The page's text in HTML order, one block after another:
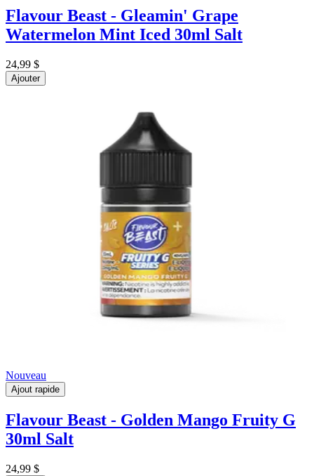
Flavour Beast - Gleamin' Grape
Watermelon Mint Iced 30ml Salt
24,99 $
Ajouter
Nouveau
Ajout rapide
Flavour Beast - Golden Mango Fruity G
30ml Salt
24,99 $